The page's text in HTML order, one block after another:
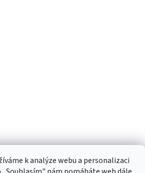
k analýze webu a personalizaci